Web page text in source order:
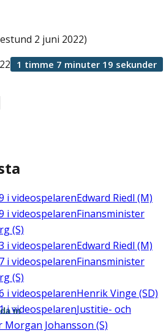
2 juni 2022)
1 timme 7 minuter 19 sekunder
i videospelarenEdward Riedl (M)
i videospelarenFinansminister
(S)
i videospelarenEdward Riedl (M)
i videospelarenFinansminister
(S)
i videospelarenHenrik Vinge (SD)
i videospelarenJustitie- och
Johansson (S)
in